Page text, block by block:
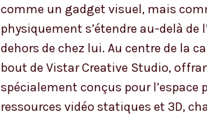
comme un gadget visuel, mais
physiquement s’étendre au-delà de
dehors de chez lui. Au centre de la
bout de Vistar Creative Studio,
spécialement conçus pour
ressources vidéo statiques et 3D,